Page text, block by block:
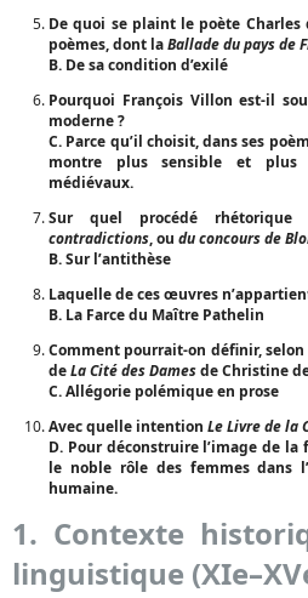
De quoi se plaint le poète Charles
poèmes, dont laBallade du pays de
B. De sa condition d’exilé
Pourquoi François Villon est-il
moderne ?
C. Parce qu’il choisit, dans ses
montre plus sensible et plus
médiévaux.
Sur quel procédé
contradictions, ou du concours de
B. Sur l’antithèse
Laquelle de ces œuvres
B. La Farce du Maître Pathelin
Comment pourrait-on définir,
deLa Cité des Damesde Christine
C. Allégorie polémique en prose
Avec quelle intention Le Livre de la
D. Pour déconstruire l’image de
le noble rôle des femmes dans
humaine.
1. Contexte
linguistique